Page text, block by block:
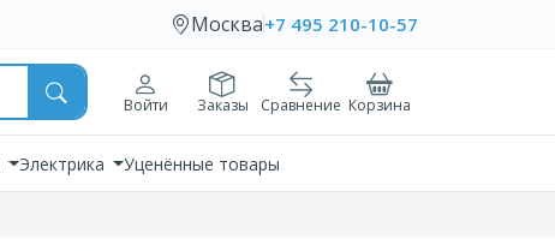
Москва+7 495 210-10-57
Войти Заказы Сравнение Корзина
Электрика Уценённые товары